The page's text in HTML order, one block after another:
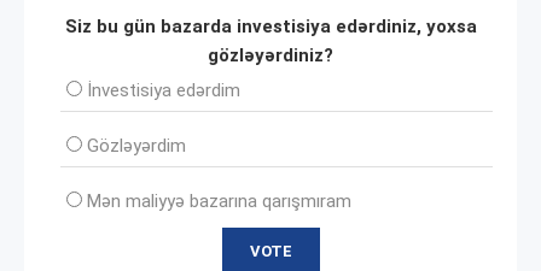
Siz bu gün bazarda investisiya edərdiniz, yoxsa
gözləyərdiniz?
İnvеstisiya edərdim
Gözləyərdim
Mən maliyyə bazarına qarışmıram